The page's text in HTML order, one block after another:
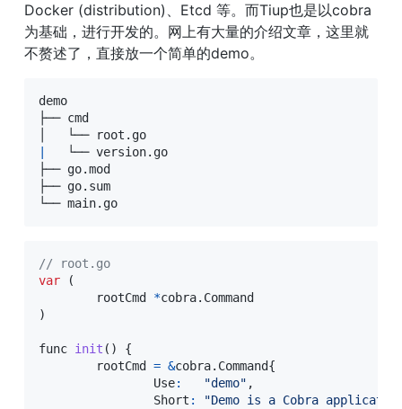
Docker (distribution)、Etcd 等。而Tiup也是以cobra
为基础，进行开发的。网上有大量的介绍文章，这里就
不赘述了，直接放一个简单的demo。
demo
├── cmd
│   └── root .
   └── version
. go
├── go.mod
├── go. sum
└── main. go
// root.go
var
(
	rootCmd
*cobra.
)
func init ( )
{
	rootCmd
= &cobra. Command{
		Use
: "demo" ,
		Short
:
"Demo is a Cobra